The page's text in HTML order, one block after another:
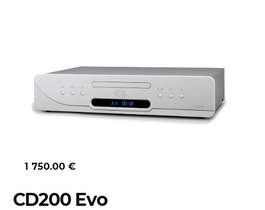
1 750.00 €
Découvrir
CD200 Evo